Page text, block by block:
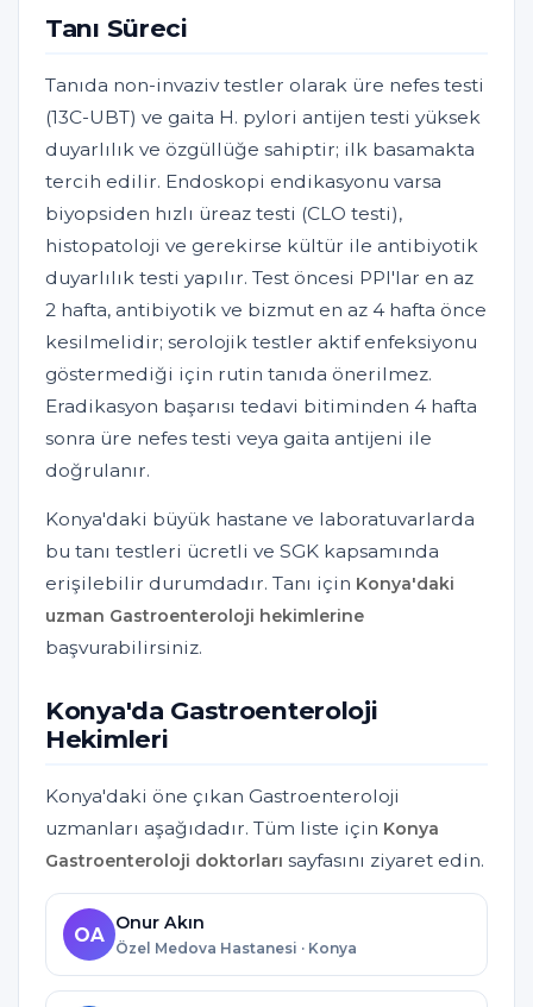
Tanı Süreci
Tanıda non-invaziv testler olarak üre nefes testi
(13C-UBT) ve gaita H. pylori antijen testi yüksek
duyarlılık ve özgüllüğe sahiptir; ilk basamakta
tercih edilir. Endoskopi endikasyonu varsa
biyopsiden hızlı üreaz testi (CLO testi),
histopatoloji ve gerekirse kültür ile antibiyotik
duyarlılık testi yapılır. Test öncesi PPI'lar en az
2 hafta, antibiyotik ve bizmut en az 4 hafta önce
kesilmelidir; serolojik testler aktif enfeksiyonu
göstermediği için rutin tanıda önerilmez.
Eradikasyon başarısı tedavi bitiminden 4 hafta
sonra üre nefes testi veya gaita antijeni ile
doğrulanır.
Konya'daki büyük hastane ve laboratuvarlarda
bu tanı testleri ücretli ve SGK kapsamında
erişilebilir durumdadır. Tanı için Konya'daki
uzman Gastroenteroloji hekimlerine
başvurabilirsiniz.
Konya'da Gastroenteroloji
Hekimleri
Konya'daki öne çıkan Gastroenteroloji
uzmanları aşağıdadır. Tüm liste için Konya
Gastroenteroloji doktorları sayfasını ziyaret edin.
OA
Onur Akın
Özel Medova Hastanesi · Konya